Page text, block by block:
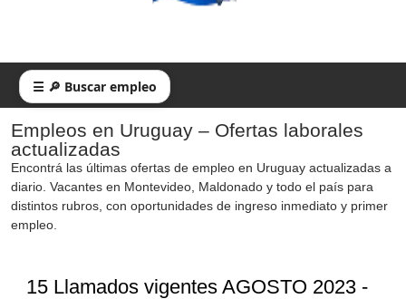
☰ 🔎 Buscar empleo
Empleos en Uruguay – Ofertas laborales
actualizadas
Encontrá las últimas ofertas de empleo en Uruguay actualizadas a
diario. Vacantes en Montevideo, Maldonado y todo el país para
distintos rubros, con oportunidades de ingreso inmediato y primer
empleo.
15 Llamados vigentes AGOSTO 2023 -